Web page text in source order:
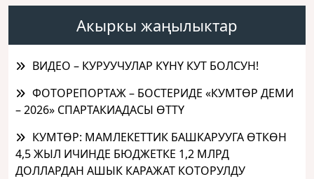
Акыркы жаңылыктар
ВИДЕО – КУРУУЧУЛАР КҮНҮ КУТ БОЛСУН!
ФОТОРЕПОРТАЖ – БОСТЕРИДЕ «КУМТӨР ДЕМИ
– 2026» СПАРТАКИАДАСЫ ӨТТҮ
КУМТӨР: МАМЛЕКЕТТИК БАШКАРУУГА ӨТКӨН
4,5 ЖЫЛ ИЧИНДЕ БЮДЖЕТКЕ 1,2 МЛРД
ДОЛЛАРДАН АШЫК КАРАЖАТ КОТОРУЛДУ